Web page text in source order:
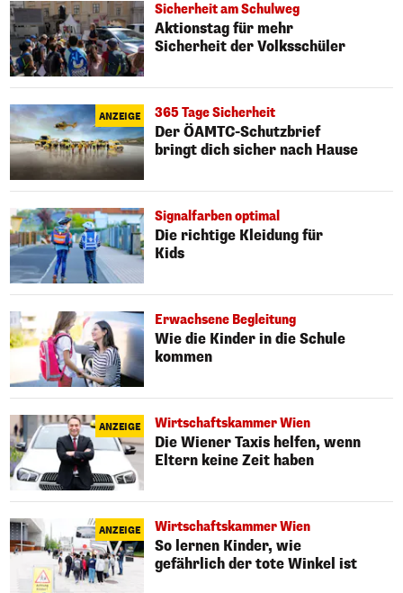
Sicherheit am Schulweg
Aktionstag für mehr
Sicherheit der Volksschüler
ANZEIGE 365 Tage Sicherheit
Der ÖAMTC-Schutzbrief
bringt dich sicher nach Hause
Signalfarben optimal
Die richtige Kleidung für
Kids
Erwachsene Begleitung
Wie die Kinder in die Schule
kommen
ANZEIGE Wirtschaftskammer Wien
Die Wiener Taxis helfen, wenn
Eltern keine Zeit haben
ANZEIGE Wirtschaftskammer Wien
So lernen Kinder, wie
gefährlich der tote Winkel ist